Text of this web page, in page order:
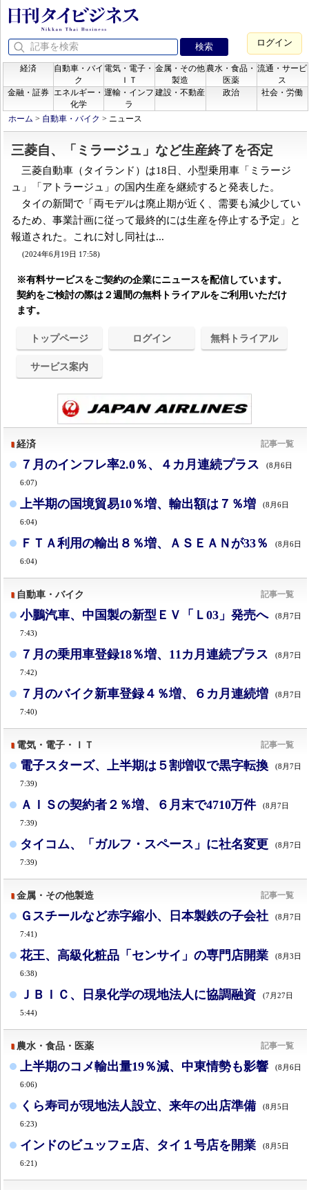
ログイン
経済
自動車・バイ
ク
電気・電子・
ＩＴ
金属・その他
製造
農水・食品・
医薬
流通・サービ
ス
金融・証券
エネルギー・
化学
運輸・インフ
ラ
建設・不動産 政治 社会・労働
ホーム > 自動車・バイク > ニュース
三菱自、「ミラージュ」など生産終了を否定
三菱自動車（タイランド）は18日、小型乗用車「ミラージ
ュ」「アトラージュ」の国内生産を継続すると発表した。
タイの新聞で「両モデルは廃止期が近く、需要も減少してい
るため、事業計画に従って最終的には生産を停止する予定」と
報道された。これに対し同社は...
(2024年6月19日 17:58)
※有料サービスをご契約の企業にニュースを配信しています。
契約をご検討の際は２週間の無料トライアルをご利用いただけ
ます。
トップページ ログイン 無料トライアル
サービス案内
経済 記事一覧
７月のインフレ率2.0％、４カ月連続プラス (8月6日
6:07)
上半期の国境貿易10％増、輸出額は７％増 (8月6日
6:04)
ＦＴＡ利用の輸出８％増、ＡＳＥＡＮが33％ (8月6日
6:04)
自動車・バイク 記事一覧
小鵬汽車、中国製の新型ＥＶ「Ｌ03」発売へ (8月7日
7:43)
７月の乗用車登録18％増、11カ月連続プラス (8月7日
7:42)
７月のバイク新車登録４％増、６カ月連続増 (8月7日
7:40)
電気・電子・ＩＴ 記事一覧
電子スターズ、上半期は５割増収で黒字転換 (8月7日
7:39)
ＡＩＳの契約者２％増、６月末で4710万件 (8月7日
7:39)
タイコム、「ガルフ・スペース」に社名変更 (8月7日
7:39)
金属・その他製造 記事一覧
Ｇスチールなど赤字縮小、日本製鉄の子会社 (8月7日
7:41)
花王、高級化粧品「センサイ」の専門店開業 (8月3日
6:38)
ＪＢＩＣ、日泉化学の現地法人に協調融資 (7月27日
5:44)
農水・食品・医薬 記事一覧
上半期のコメ輸出量19％減、中東情勢も影響 (8月6日
6:06)
くら寿司が現地法人設立、来年の出店準備 (8月5日
6:23)
インドのビュッフェ店、タイ１号店を開業 (8月5日
6:21)